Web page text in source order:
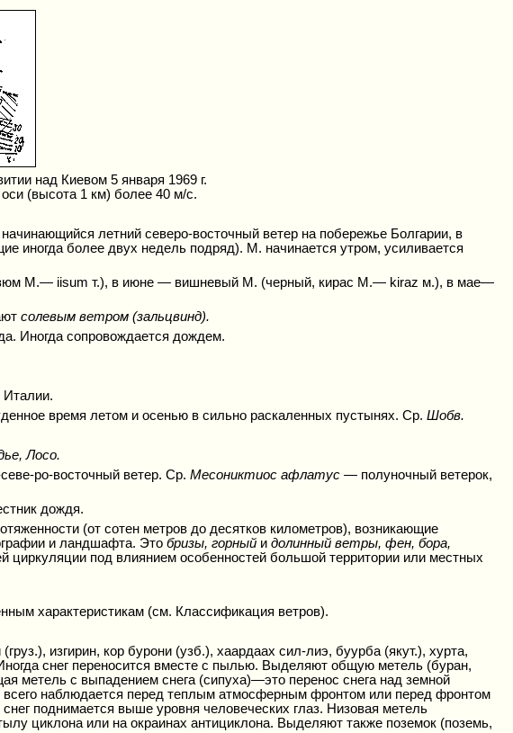
над Киевом 5 января 1969 г.
(высота 1 км) более 40 м/с.
летний северо-восточный ветер на побережье Болгарии, в
иногда более двух недель подряд). М. начинается утром, усиливается
М.— iisum т.), в июне — вишневый М. (черный, кирас М.— kiraz м.), в мае—
солевым ветром (зальцвинд).
Иногда сопровождается дождем.
Италии.
время летом и осенью в сильно раскаленных пустынях. Ср. Шобв.
Лосо.
ро-восточный ветер. Ср. Месониктиос афлатус — полуночный ветерок,
дождя.
(от сотен метров до десятков километров), возникающие
и ландшафта. Это бризы, горный и долинный ветры, фен, бора,
циркуляции под влиянием особенностей большой территории или местных
характеристикам (см. Классификация ветров).
изгирин, кор бурони (узб.), хаардаах сил-лиэ, буурба (якут.), хурта,
снег переносится вместе с пылью. Выделяют общую метель (буран,
метель с выпадением снега (сипуха)—это перенос снега над земной
наблюдается перед теплым атмосферным фронтом или перед фронтом
поднимается выше уровня человеческих глаз. Низовая метель
циклона или на окраинах антициклона. Выделяют также поземок (поземь,